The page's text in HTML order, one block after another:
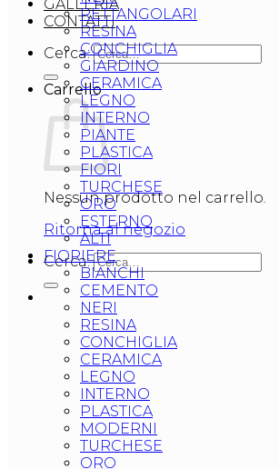
GALLERIA
CONTATTI
Cerca:
Carrello
Nessun prodotto nel carrello.
Ritorna al negozio
Cerca:
RETTANGOLARI
RESINA
CONCHIGLIA
GIARDINO
CERAMICA
LEGNO
INTERNO
PIANTE
PLASTICA
FIORI
TURCHESE
ORO
ESTERNO
ALTI
FIORIERE
BIANCHI
CEMENTO
NERI
RESINA
CONCHIGLIA
CERAMICA
LEGNO
INTERNO
PLASTICA
MODERNI
TURCHESE
ORO